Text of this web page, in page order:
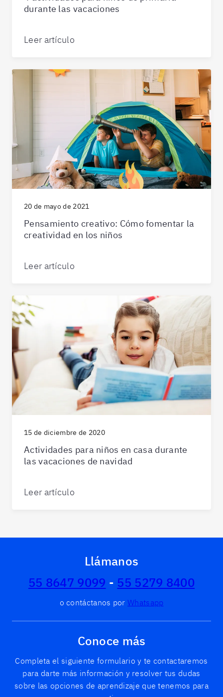
durante las vacaciones
Leer artículo
20 de mayo de 2021
Pensamiento creativo: Cómo fomentar la
creatividad en los niños
Leer artículo
15 de diciembre de 2020
Actividades para niños en casa durante
las vacaciones de navidad
Leer artículo
Llámanos
55 8647 9099 - 55 5279 8400
o contáctanos por Whatsapp
Conoce más
Completa el siguiente formulario y te contactaremos
para darte más información y resolver tus dudas
sobre las opciones de aprendizaje que tenemos para